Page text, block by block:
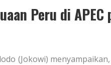
Peru di APEC
(Jokowi)